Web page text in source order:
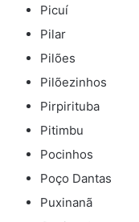
Picuí
Pilar
Pilões
Pilõezinhos
Pirpirituba
Pitimbu
Pocinhos
Poço Dantas
Puxinanã